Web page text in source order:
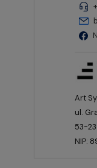
Art
ul.
53-
NIP: